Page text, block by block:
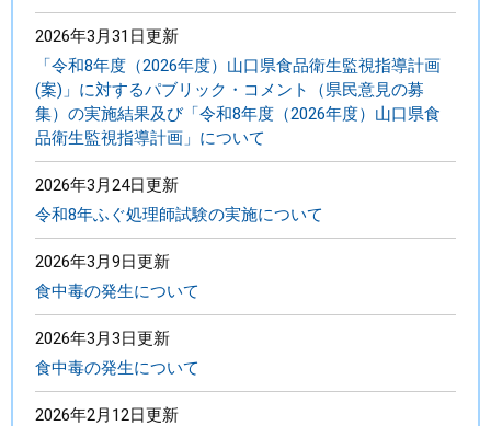
2026年3月31日更新
「令和8年度（2026年度）山口県食品衛生監視指導計画
(案)」に対するパブリック・コメント（県民意見の募
集）の実施結果及び「令和8年度（2026年度）山口県食
品衛生監視指導計画」について
2026年3月24日更新
令和8年ふぐ処理師試験の実施について
2026年3月9日更新
食中毒の発生について
2026年3月3日更新
食中毒の発生について
2026年2月12日更新